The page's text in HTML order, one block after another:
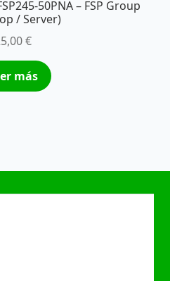
50PNA – FSP Group
/ Server)
€
más